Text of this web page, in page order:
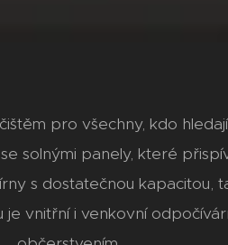
pro všechny, kdo
solnými panely, které
s dostatečnou kapacitou,
je vnitřní i venkovní